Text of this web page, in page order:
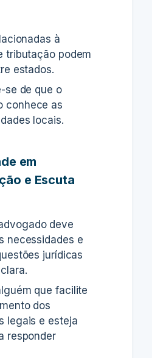
à
tributação podem
estados.
se de que o
conhece as
locais.
em
e Escuta
deve
necessidades e
jurídicas
que facilite
dos
legais e esteja
responder